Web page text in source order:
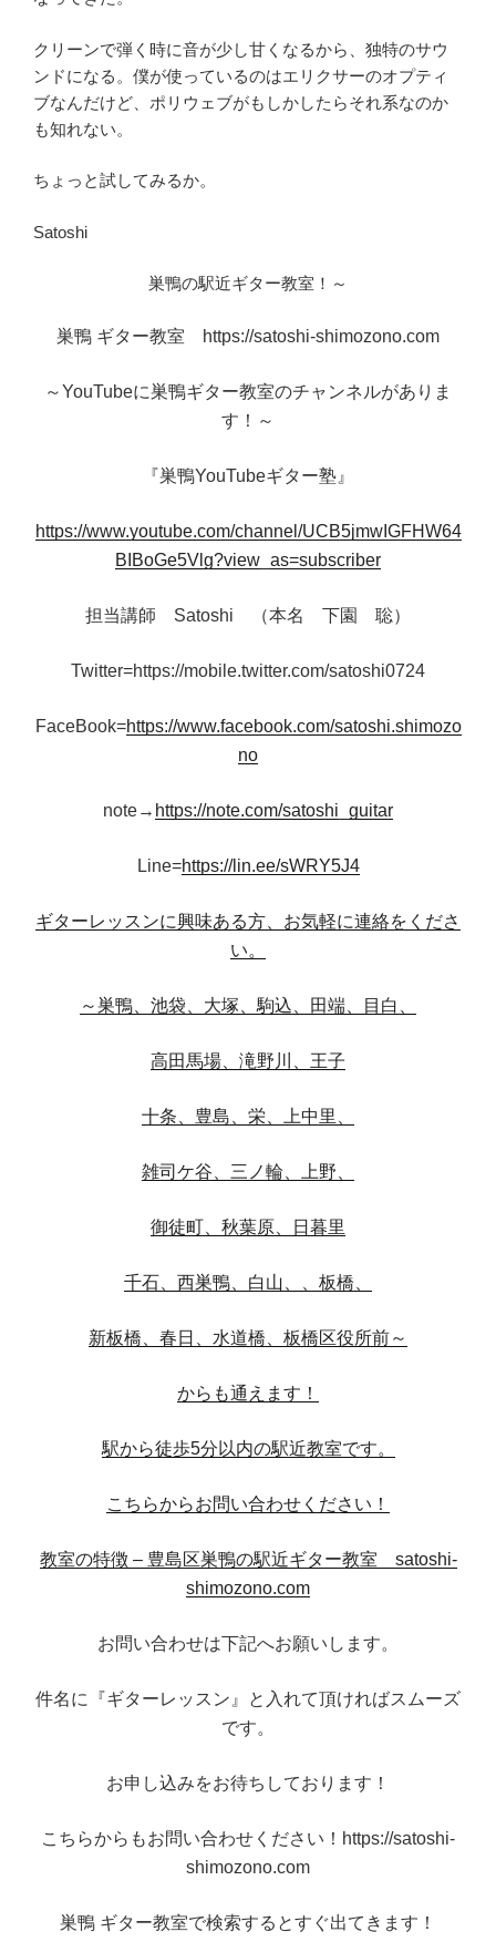
クリーンで弾く時に音が少し甘くなるから、独特のサウ
ンドになる。僕が使っているのはエリクサーのオプティ
ブなんだけど、ポリウェブがもしかしたらそれ系なのか
も知れない。
ちょっと試してみるか。
Satoshi
巣鴨の駅近ギター教室！～
巣鴨 ギター教室 https://satoshi-shimozono.com
～YouTubeに巣鴨ギター教室のチャンネルがありま
す！～
『巣鴨YouTubeギター塾』
https://www.youtube.com/channel/UCB5jmwIGFHW64
BIBoGe5Vlg?view_as=subscriber
担当講師 Satoshi （本名 下園 聡）
Twitter=https://mobile.twitter.com/satoshi0724
FaceBook=https://www.facebook.com/satoshi.shimozo
no
note→ https://note.com/satoshi_guitar
Line=https://lin.ee/sWRY5J4
ギターレッスンに興味ある方、お気軽に連絡をくださ
い。
～巣鴨、池袋、大塚、駒込、田端、目白、
高田馬場、滝野川、王子
十条、豊島、栄、上中里、
雑司ケ谷、三ノ輪、上野、
御徒町、秋葉原、日暮里
千石、西巣鴨、白山、、板橋、
新板橋、春日、水道橋、板橋区役所前～
からも通えます！
駅から徒歩5分以内の駅近教室です。
こちらからお問い合わせください！
教室の特徴 – 豊島区巣鴨の駅近ギター教室 satoshi-
shimozono.com
お問い合わせは下記へお願いします。
件名に『ギターレッスン』と入れて頂ければスムーズ
です。
お申し込みをお待ちしております！
こちらからもお問い合わせください！https://satoshi-
shimozono.com
巣鴨 ギター教室で検索するとすぐ出てきます！